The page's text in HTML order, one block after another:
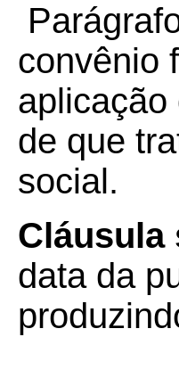
convênio
aplicação
de que
social.
Cláusula
data da